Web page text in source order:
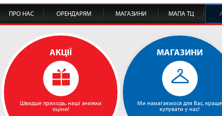
ПРО НАС ОРЕНДАРЯМ МАГАЗИНИ МАПА ТЦ
АКЦІЇ
Швидше приходь, наші знижки
оціни!
МАГАЗИНИ
Ми намагаємося для Вас, краще
купувати у нас!